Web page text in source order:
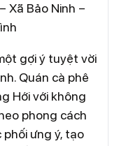
Xã Bảo Ninh –
gợi ý tuyệt vời
Quán cà phê
Hới với không
phong cách
ưng ý, tạo